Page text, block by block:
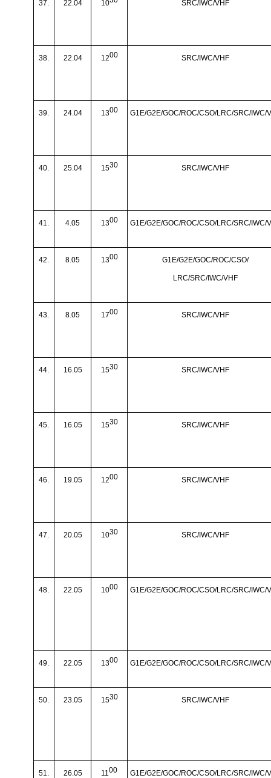
37. 22.04 10 SRC/IWC/VHF
38. 22.04 1200 SRC/IWC/VHF
39. 24.04 1300 G1E/G2E/GOC/ROC/CSO/LRC/SRC/IWC/
40. 25.04 1530 SRC/IWC/VHF
41. 4.05 1300 G1E/G2E/GOC/ROC/CSO/LRC/SRC/IWC/
42. 8.05 1300 G1E/G2E/GOC/ROC/CSO/
LRC/SRC/IWC/VHF
43. 8.05 1700 SRC/IWC/VHF
44. 16.05 1530 SRC/IWC/VHF
45. 16.05 1530 SRC/IWC/VHF
46. 19.05 1200 SRC/IWC/VHF
47. 20.05 1030 SRC/IWC/VHF
48. 22.05 1000 G1E/G2E/GOC/ROC/CSO/LRC/SRC/IWC/
49. 22.05 1300 G1E/G2E/GOC/ROC/CSO/LRC/SRC/IWC/
50. 23.05 1530 SRC/IWC/VHF
51. 26.05 1100 G1E/G2E/GOC/ROC/CSO/LRC/SRC/IWC/